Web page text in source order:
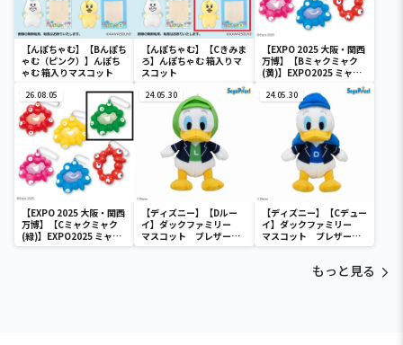
【んぽちゃむ】【Bんぽち
ゃむ（ピンク）】んぽち
ゃむ 箱入りマスコット
【んぽちゃむ】【Cきみま
ろ】んぽちゃむ 箱入りマ
スコット
【EXPO 2025 大阪・関西
万博】【Bミャクミャク
(黄)】EXPO2025 ミャク
ミャク カラフルスクイー
ズマスコット
26.08.05
【EXPO 2025 大阪・関西
万博】【Cミャクミャク
(緑)】EXPO2025 ミャク
ミャク カラフルスクイー
24.05.30
【ディズニー】【Dルー
イ】ダックファミリー
マスコット ブレザーコ
スチューム
24.05.30
【ディズニー】【Cデュー
イ】ダックファミリー
マスコット ブレザーコ
スチューム
もっと見る